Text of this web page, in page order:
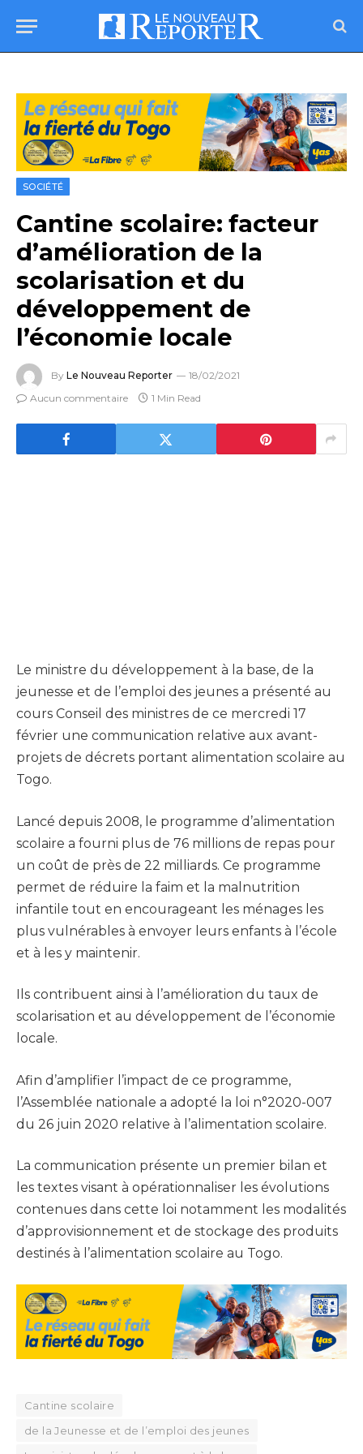
SOCIÉTÉ
Cantine scolaire: facteur
d’amélioration de la
scolarisation et du
développement de
l’économie locale
By Le Nouveau Reporter
18/02/2021
Aucun commentaire
1 Min Read
Le ministre du développement à la base, de la
jeunesse et de l’emploi des jeunes a présenté au
cours Conseil des ministres de ce mercredi 17
février une communication relative aux avant-
projets de décrets portant alimentation scolaire au
Togo.
Lancé depuis 2008, le programme d’alimentation
scolaire a fourni plus de 76 millions de repas pour
un coût de près de 22 milliards. Ce programme
permet de réduire la faim et la malnutrition
infantile tout en encourageant les ménages les
plus vulnérables à envoyer leurs enfants à l’école
et à les y maintenir.
Ils contribuent ainsi à l’amélioration du taux de
scolarisation et au développement de l’économie
locale.
Afin d’amplifier l’impact de ce programme,
l’Assemblée nationale a adopté la loi n°2020-007
du 26 juin 2020 relative à l’alimentation scolaire.
La communication présente un premier bilan et
les textes visant à opérationnaliser les évolutions
contenues dans cette loi notamment les modalités
d’approvisionnement et de stockage des produits
destinés à l’alimentation scolaire au Togo.
Cantine scolaire
de la Jeunesse et de l’emploi des jeunes